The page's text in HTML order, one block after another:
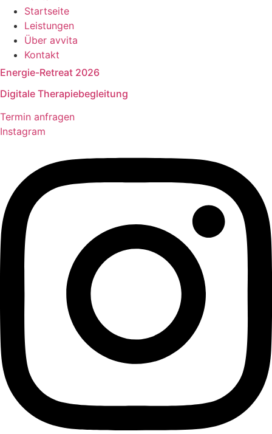
Startseite
Leistungen
Über avvita
Kontakt
Energie-Retreat 2026
Digitale Therapiebegleitung
Termin anfragen
Instagram